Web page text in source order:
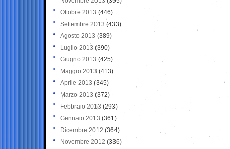
Ottobre 2013 (446)
Settembre 2013 (433)
Agosto 2013 (389)
Luglio 2013 (390)
Giugno 2013 (425)
Maggio 2013 (413)
Aprile 2013 (345)
Marzo 2013 (372)
Febbraio 2013 (293)
Gennaio 2013 (361)
Dicembre 2012 (364)
Novembre 2012 (336)